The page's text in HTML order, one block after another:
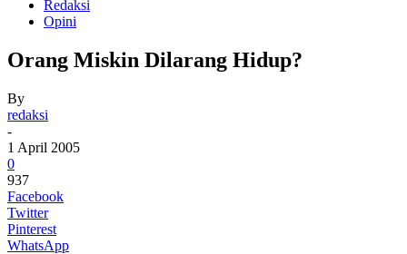
Redaksi
Opini
Orang Miskin Dilarang Hidup?
By
redaksi
-
1 April 2005
0
937
Facebook
Twitter
Pinterest
WhatsApp